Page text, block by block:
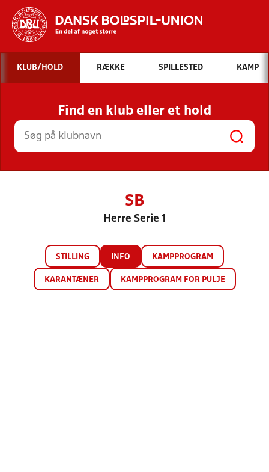
Hvad vil du søge efter?
INDHOLD OG NYHEDER
STILLINGER, RESULTATER, KLUBBER OG
HOLD
KLUB/HOLD RÆKKE SPILLESTED KAMP
Find en klub eller et hold
SB
Herre Serie 1
STILLING INFO KAMPPROGRAM
KARANTÆNER KAMPPROGRAM FOR PULJE